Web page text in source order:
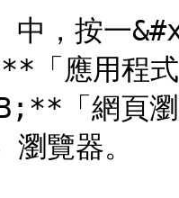
，按一
「應用程
「網頁
覽器。